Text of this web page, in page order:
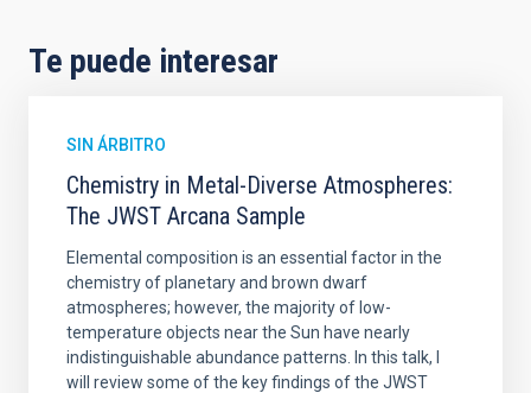
Te puede interesar
SIN ÁRBITRO
Chemistry in Metal-Diverse Atmospheres:
The JWST Arcana Sample
Elemental composition is an essential factor in the
chemistry of planetary and brown dwarf
atmospheres; however, the majority of low-
temperature objects near the Sun have nearly
indistinguishable abundance patterns. In this talk, I
will review some of the key findings of the JWST